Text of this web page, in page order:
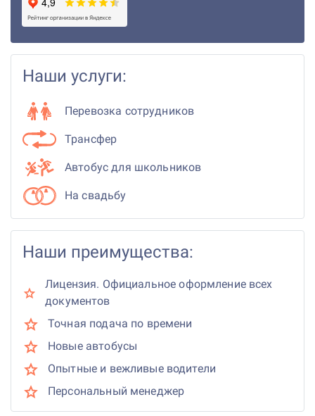
Наши услуги:
Перевозка сотрудников
Трансфер
Автобус для школьников
На свадьбу
Наши преимущества:
Лицензия. Официальное оформление всех
документов
Точная подача по времени
Новые автобусы
Опытные и вежливые водители
Персональный менеджер